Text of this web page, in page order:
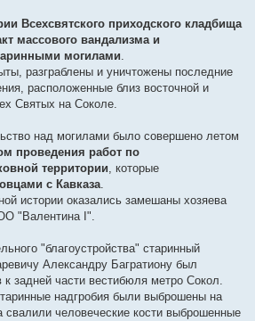
Всехсвятского приходского кладбища
массового вандализма и
могилами.
разграблены и уничтожены последние
расположенные близ восточной и
Святых на Соколе.
над могилами было совершено летом
проведения работ по
территории, которые
с Кавказа.
истории оказались замешаны хозяева
"Валентина I".
"благоустройства" старинный
Александру Багратиону был
к задней части вестибюля метро Сокол.
надгробия были выброшены на
свалили человеческие кости выброшенные